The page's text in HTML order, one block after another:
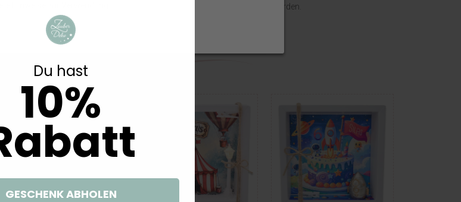
zum Lieferumfang, sofern diese nicht ausdrücklich eingeschlossen werden.
interessante Artikel
.
Du hast
10%
GESCHENK ABHOLEN